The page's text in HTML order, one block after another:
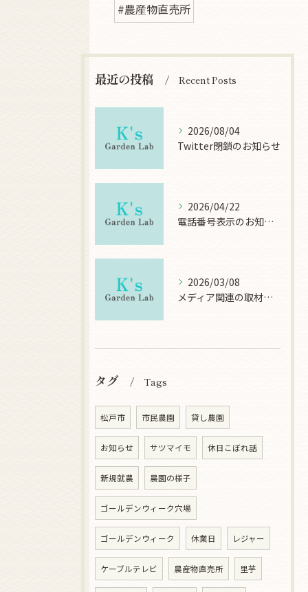
#農産物直売所
最近の投稿 Recent Posts
2026/08/04
Twitter閉鎖のお知らせ
2026/04/22
電話番号表示のお知らせ
2026/03/08
メディア関連の取材について
タグ Tags
松戸市 市民農園 貸し農園
お知らせ サツマイモ 休日こぼれ話
新規就農 農園の様子
ゴールデンウィーク穴場
ゴールデンウィーク 休業日 レジャー
ケーブルテレビ 農産物直売所 里芋